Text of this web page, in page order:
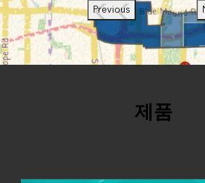
Previous
제품